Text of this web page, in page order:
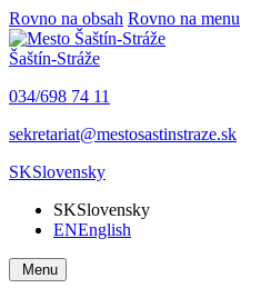
Rovno na obsah Rovno na menu
Šaštín-Stráže
034/698 74 11
sekretariat@mestosastinstraze.sk
SKSlovensky
SKSlovensky
ENEnglish
Menu